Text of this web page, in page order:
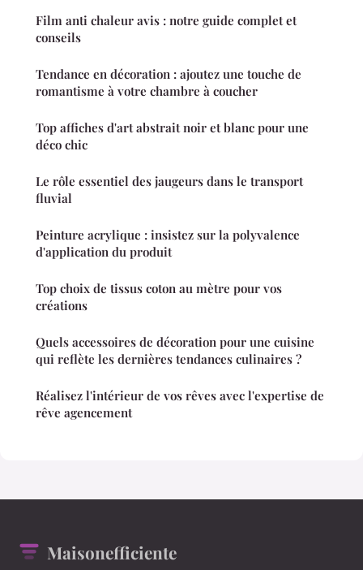
Film anti chaleur avis : notre guide complet et
conseils
Tendance en décoration : ajoutez une touche de
romantisme à votre chambre à coucher
Top affiches d'art abstrait noir et blanc pour une
déco chic
Le rôle essentiel des jaugeurs dans le transport
fluvial
Peinture acrylique : insistez sur la polyvalence
d'application du produit
Top choix de tissus coton au mètre pour vos
créations
Quels accessoires de décoration pour une cuisine
qui reflète les dernières tendances culinaires ?
Réalisez l'intérieur de vos rêves avec l'expertise de
rêve agencement
Maisonefficiente